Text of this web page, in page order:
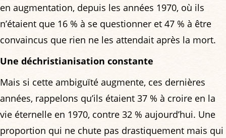
en augmentation, depuis les années 1970, où ils
n’étaient que 16 % à se questionner et 47 % à être
convaincus que rien ne les attendait après la mort.
Une déchristianisation constante
Mais si cette ambiguïté augmente, ces dernières
années, rappelons qu’ils étaient 37 % à croire en la
vie éternelle en 1970, contre 32 % aujourd’hui. Une
proportion qui ne chute pas drastiquement mais qui